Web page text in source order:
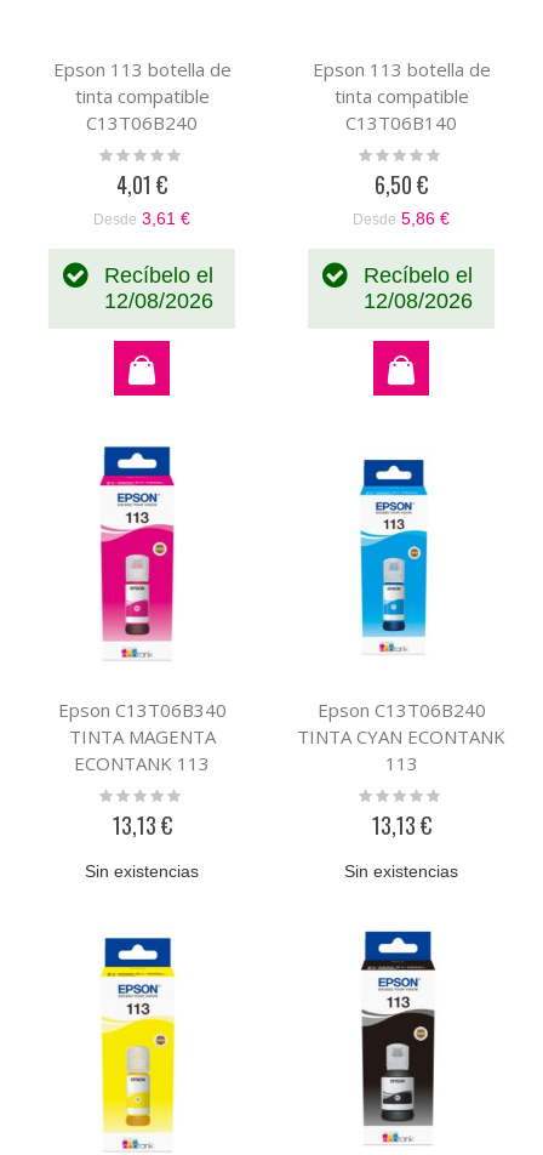
Epson 113 botella de
tinta compatible
C13T06B240
Rating:
4,01 €
Desde 3,61 €
Recíbelo el
12/08/2026
Epson 113 botella de
tinta compatible
C13T06B140
Rating:
6,50 €
Desde 5,86 €
Recíbelo el
12/08/2026
Epson C13T06B340
TINTA MAGENTA
ECONTANK 113
Rating:
13,13 €
Sin existencias
Epson C13T06B240
TINTA CYAN ECONTANK
113
Rating:
13,13 €
Sin existencias